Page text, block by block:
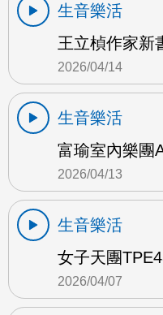
生音樂活
王立楨作家新
2026/04/14
生音樂活
富瑜室內樂團
2026/04/13
生音樂活
女子天團
2026/04/07